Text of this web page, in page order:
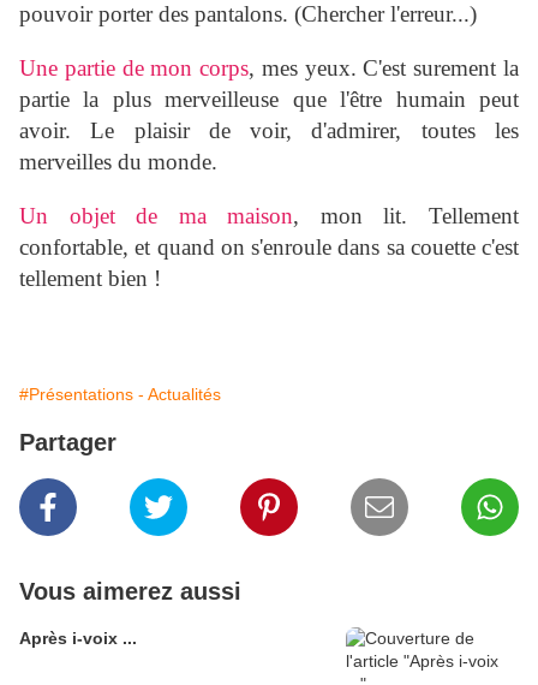
pouvoir porter des pantalons. (Chercher l'erreur...)
Une partie de mon corps, mes yeux. C'est surement la
partie la plus merveilleuse que l'être humain peut
avoir. Le plaisir de voir, d'admirer, toutes les
merveilles du monde.
Un objet de ma maison, mon lit. Tellement
confortable, et quand on s'enroule dans sa couette c'est
tellement bien !
#Présentations - Actualités
Partager
Vous aimerez aussi
Après i-voix ...